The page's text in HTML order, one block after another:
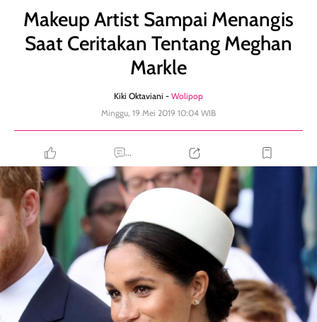
Makeup Artist Sampai Menangis
Saat Ceritakan Tentang Meghan
Markle
Kiki Oktaviani - Wolipop
Minggu, 19 Mei 2019 10:04 WIB
...